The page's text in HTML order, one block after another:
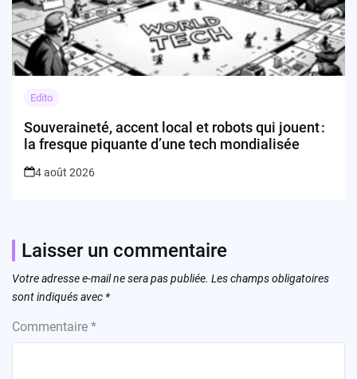
Edito
Souveraineté, accent local et robots qui jouent :
la fresque piquante d’une tech mondialisée
4 août 2026
Laisser un commentaire
Votre adresse e-mail ne sera pas publiée. Les champs obligatoires
sont indiqués avec *
Commentaire *